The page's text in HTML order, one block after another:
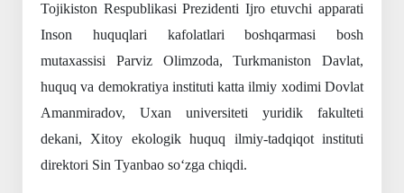
Tojikiston Respublikasi Prezidenti Ijro etuvchi apparati
Inson huquqlari kafolatlari boshqarmasi bosh
mutaxassisi Parviz Olimzoda, Turkmaniston Davlat,
huquq va demokratiya instituti katta ilmiy xodimi Dovlat
Amanmiradov, Uxan universiteti yuridik fakulteti
dekani, Xitoy ekologik huquq ilmiy-tadqiqot instituti
direktori Sin Tyanbao so‘zga chiqdi.